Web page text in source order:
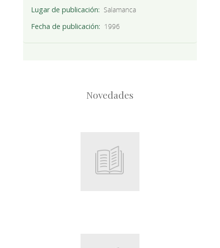
Lugar de publicación
Salamanca
Fecha de publicación
1996
Novedades
Root